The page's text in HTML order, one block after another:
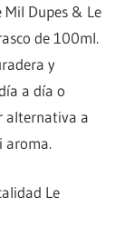
Mil Dupes & Le
de 100ml.
y
a día o
alternativa a
aroma.
Le